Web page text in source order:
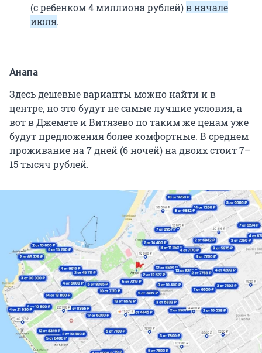
(с ребенком 4 миллиона рублей)в начале
июля.
Анапа
Здесь дешевые варианты можно найти и в
центре, но это будут не самые лучшие условия, а
вот в Джемете и Витязево по таким же ценам уже
будут предложения более комфортные. В среднем
проживание на 7 дней (6 ночей) на двоих стоит 7–
15 тысяч рублей.